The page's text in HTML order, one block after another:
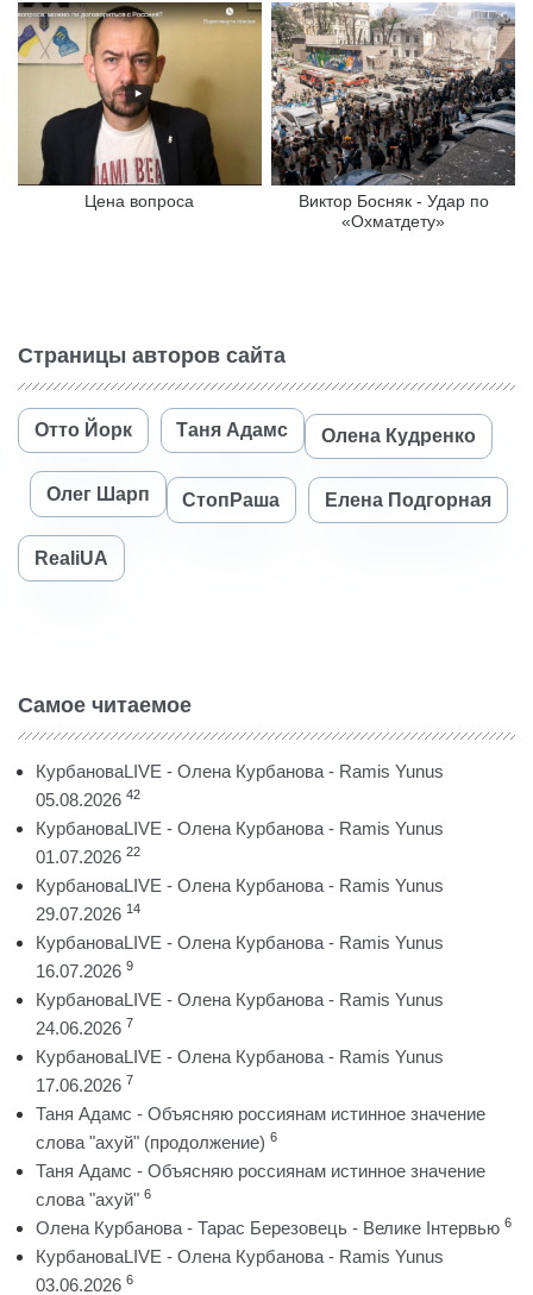
Цена вопроса
Виктор Босняк - Удар по
«Охматдету»
Страницы авторов сайта
Отто Йорк Таня Адамс Олена Кудренко
Олег Шарп СтопРаша Елена Подгорная
RealiUA
Самое читаемое
КурбановаLIVE - Олена Курбанова - Ramis Yunus
05.08.2026 42
КурбановаLIVE - Олена Курбанова - Ramis Yunus
01.07.2026 22
КурбановаLIVE - Олена Курбанова - Ramis Yunus
29.07.2026 14
КурбановаLIVE - Олена Курбанова - Ramis Yunus
16.07.2026 9
КурбановаLIVE - Олена Курбанова - Ramis Yunus
24.06.2026 7
КурбановаLIVE - Олена Курбанова - Ramis Yunus
17.06.2026 7
Таня Адамс - Объясняю россиянам истинное значение
слова "ахуй" (продолжение) 6
Таня Адамс - Объясняю россиянам истинное значение
слова "ахуй" 6
Олена Курбанова - Тарас Березовець - Велике Інтервью 6
КурбановаLIVE - Олена Курбанова - Ramis Yunus
03.06.2026 6